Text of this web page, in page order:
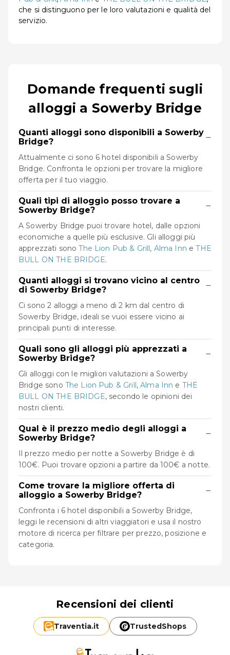
che si distinguono per le loro valutazioni e qualità del
servizio.
Domande frequenti sugli
alloggi a Sowerby Bridge
Quanti alloggi sono disponibili a Sowerby
Bridge?
−
Attualmente ci sono 6 hotel disponibili a Sowerby
Bridge. Confronta le opzioni per trovare la migliore
offerta per il tuo viaggio.
Quali tipi di alloggio posso trovare a
Sowerby Bridge?
−
A Sowerby Bridge puoi trovare hotel, dalle opzioni
economiche a quelle più esclusive. Gli alloggi più
apprezzati sonoThe Lion Pub & Grill, Alma Inn eTHE
BULL ON THE BRIDGE.
Quanti alloggi si trovano vicino al centro
di Sowerby Bridge?
−
Ci sono 2 alloggi a meno di 2 km dal centro di
Sowerby Bridge, ideali se vuoi essere vicino ai
principali punti di interesse.
Quali sono gli alloggi più apprezzati a
Sowerby Bridge?
−
Gli alloggi con le migliori valutazioni a Sowerby
Bridge sono The Lion Pub & Grill,Alma Inn e THE
BULL ON THE BRIDGE, secondo le opinioni dei
nostri clienti.
Qual è il prezzo medio degli alloggi a
Sowerby Bridge?
−
Il prezzo medio per notte a Sowerby Bridge è di
100€. Puoi trovare opzioni a partire da 100€ a notte.
Come trovare la migliore offerta di
alloggio a Sowerby Bridge?
−
Confronta i 6 hotel disponibili a Sowerby Bridge,
leggi le recensioni di altri viaggiatori e usa il nostro
motore di ricerca per filtrare per prezzo, posizione e
categoria.
Recensioni dei clienti
Traventia.it TrustedShops